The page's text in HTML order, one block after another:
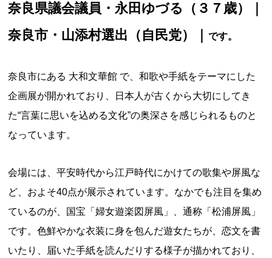
奈良県議会議員・永田ゆづる（３７歳）｜
奈良市・山添村選出（自民党）｜です。
奈良市にある 大和文華館 で、和歌や手紙をテーマにした
企画展が開かれており、日本人が古くから大切にしてき
た“言葉に思いを込める文化”の奥深さを感じられるものと
なっています。
会場には、平安時代から江戸時代にかけての歌集や屏風な
ど、およそ40点が展示されています。なかでも注目を集め
ているのが、国宝「婦女遊楽図屏風」、通称「松浦屏風」
です。色鮮やかな衣装に身を包んだ遊女たちが、恋文を書
いたり、届いた手紙を読んだりする様子が描かれており、